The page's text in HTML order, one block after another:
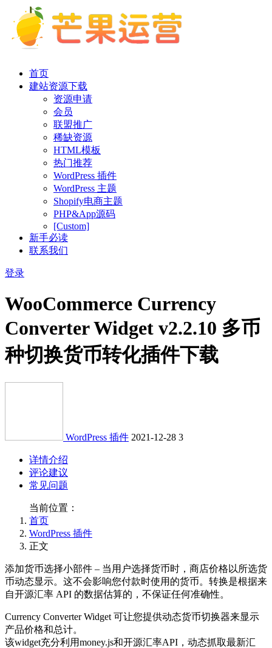
首页
建站资源下载
资源申请
会员
联盟推广
稀缺资源
HTML模板
热门推荐
WordPress 插件
WordPress 主题
Shopify电商主题
PHP&App源码
[Custom]
新手必读
联系我们
登录
WooCommerce Currency
Converter Widget v2.2.10 多币
种切换货币转化插件下载
WordPress 插件 2021-12-28 3
详情介绍
评论建议
常见问题
当前位置：
首页
WordPress 插件
正文
添加货币选择小部件 – 当用户选择货币时，商店价格以所选货
币动态显示。这不会影响您付款时使用的货币。转换是根据来
自开源汇率 API 的数据估算的，不保证任何准确性。
Currency Converter Widget 可让您提供动态货币切换器来显示
产品价格和总计。
该widget充分利用money.js和开源汇率API，动态抓取最新汇